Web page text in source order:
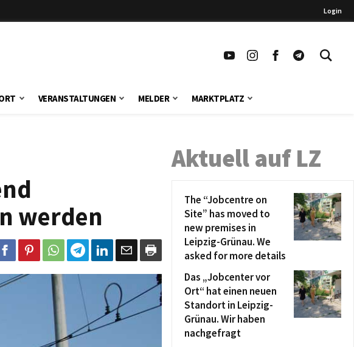
Login
VERANSTALTUNGEN MELDER MARKTPLATZ
werden
Aktuell auf LZ
The “Jobcentre on
Site” has moved to
new premises in
Leipzig-Grünau. We
asked for more details
Das „Jobcenter vor
Ort“ hat einen neuen
Standort in Leipzig-
Grünau. Wir haben
nachgefragt